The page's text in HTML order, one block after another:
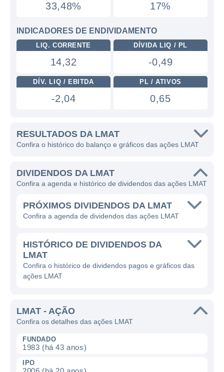
33,48% 17%
INDICADORES DE ENDIVIDAMENTO
LIQ. CORRENTE
14,32
DÍVIDA LIQ / PL
-0,49
DÍV. LIQ / EBITDA
-2,04
PL / ATIVOS
0,65
RESULTADOS DA LMAT
Confira o histórico do balanço e gráficos das ações LMAT
DIVIDENDOS DA LMAT
Confira a agenda e histórico de dividendos das ações LMAT
PRÓXIMOS DIVIDENDOS DA LMAT
Confira a agenda de dividendos das ações LMAT
HISTÓRICO DE DIVIDENDOS DA
LMAT
Confira o histórico de dividendos pagos e gráficos das
ações LMAT
LMAT - AÇÃO
Confira os detalhes das ações LMAT
FUNDADO
1983 (há 43 anos)
IPO